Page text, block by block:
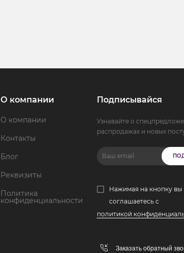
О компании
О компании
Контакты
Блог
Реквизиты
Политика
конфиденциальности
Подписывайся
Узнавайте о
распродажах и новых
Нажимая на кнопку вы
соглашаетесь с
политикой
Заказать обратный